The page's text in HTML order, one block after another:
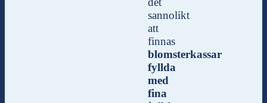
sannolikt
att
finnas
blomsterkassar
fyllda
med
fina